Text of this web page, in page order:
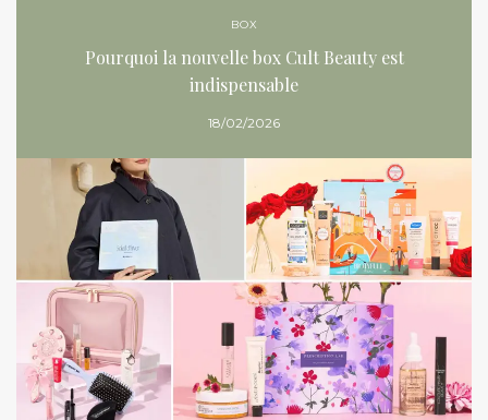
BOX
Pourquoi la nouvelle box Cult Beauty est
indispensable
18/02/2026